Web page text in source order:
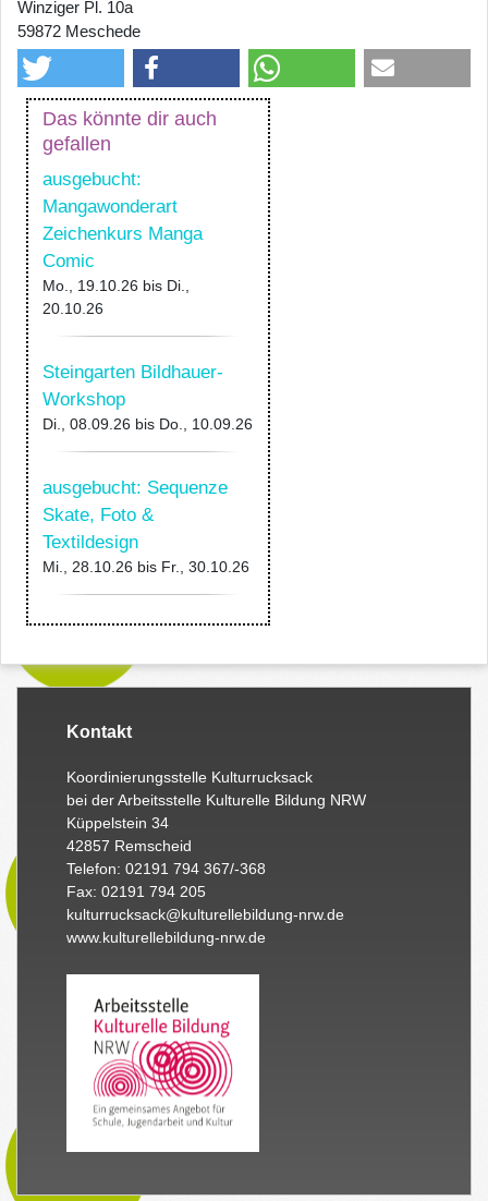
Winziger Pl. 10a
59872 Meschede
Das könnte dir auch
gefallen
ausgebucht:
Mangawonderart
Zeichenkurs Manga
Comic
Mo., 19.10.26 bis Di.,
20.10.26
Steingarten Bildhauer-
Workshop
Di., 08.09.26 bis Do., 10.09.26
ausgebucht: Sequenze
Skate, Foto &
Textildesign
Mi., 28.10.26 bis Fr., 30.10.26
Kontakt
Koordinierungsstelle Kulturrucksack
bei der Arbeitsstelle Kulturelle Bildung NRW
Küppelstein 34
42857 Remscheid
Telefon: 02191 794 367/-368
Fax: 02191 794 205
kulturrucksack@kulturellebildung-nrw.de
www.kulturellebildung-nrw.de